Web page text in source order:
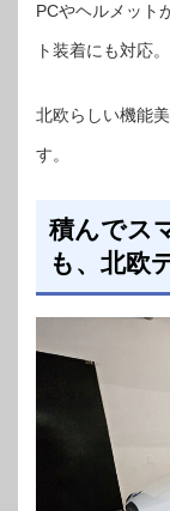
PCやヘルメット
ト装着にも対応。
北欧らしい機能
す。
積んでス
も、北欧